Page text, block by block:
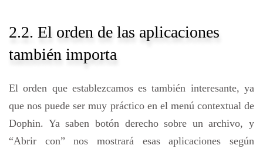
2.2. El orden de las aplicaciones
también importa
El orden que establezcamos es también interesante, ya
que nos puede ser muy práctico en el menú contextual de
Dophin. Ya saben botón derecho sobre un archivo, y
“Abrir con” nos mostrará esas aplicaciones según